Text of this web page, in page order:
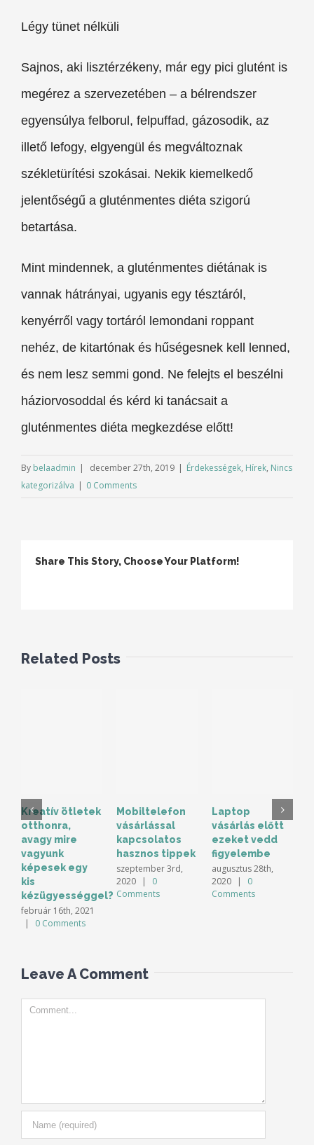
Légy tünet nélküli
Sajnos, aki lisztérzékeny, már egy pici glutént is
megérez a szervezetében – a bélrendszer
egyensúlya felborul, felpuffad, gázosodik, az
illető lefogy, elgyengül és megváltoznak
székletürítési szokásai. Nekik kiemelkedő
jelentőségű a gluténmentes diéta szigorú
betartása.
Mint mindennek, a gluténmentes diétának is
vannak hátrányai, ugyanis egy tésztáról,
kenyérről vagy tortáról lemondani roppant
nehéz, de kitartónak és hűségesnek kell lenned,
és nem lesz semmi gond. Ne felejts el beszélni
háziorvosoddal és kérd ki tanácsait a
gluténmentes diéta megkezdése előtt!
By belaadmin | december 27th, 2019 | Érdekességek, Hírek, Nincs
kategorizálva | 0 Comments
Share This Story, Choose Your Platform!
Related Posts
Kreatív ötletek
otthonra,
avagy mire
vagyunk
képesek egy
kis
kézügyességgel?
február 16th, 2021
|
0 Comments
Mobiltelefon
vásárlással
kapcsolatos
hasznos tippek
szeptember 3rd,
2020
|
0
Comments
Laptop
vásárlás előtt
ezeket vedd
figyelembe
augusztus 28th,
2020
|
0
Comments
Leave A Comment
Comment